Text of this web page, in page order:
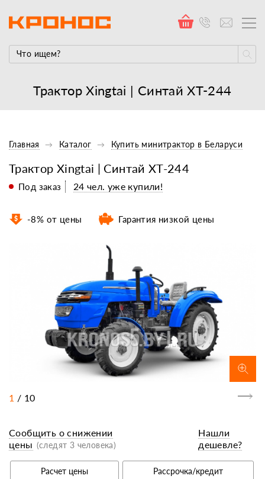
Трактор Xingtai | Синтай XT-244
Главная Каталог Купить минитрактор в Беларуси
Трактор Xingtai | Синтай XT-244
Под заказ 24 чел. уже купили!
-8% от цены Гарантия низкой цены
1 / 10
Расчет цены Рассрочка/кредит
Сообщить о снижении
цены (следят 3 человека)
Нашли
дешевле?